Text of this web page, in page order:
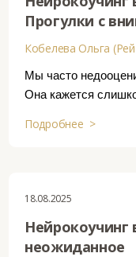
Прогулки с
Кобелева Ольга
Мы часто
Она кажется
Подробнее >
18.08.2025
Нейрокоучинг
неожиданное